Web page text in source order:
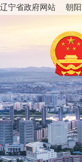
辽宁省政府网站 朝